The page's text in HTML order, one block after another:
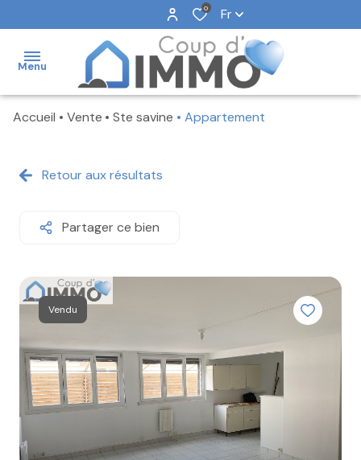
0 Fr
Menu
NOS
NOS
NOTRE
AGENCE
FAIRE
ESTIMER
CONTACT
Accueil Vente Ste savine Appartement
Retour aux résultats
Partager ce bien
Vendu